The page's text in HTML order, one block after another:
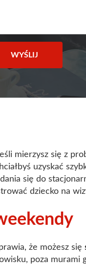
WYŚLIJ
mierzysz się z
uzyskać
się do
dziecko na
że możesz się
poza murami